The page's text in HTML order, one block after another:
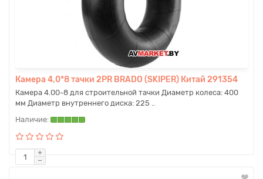
Камера 4,0*8 тачки 2PR BRADO (SKIPER) Китай 291354
Камера 4.00-8 для строительной тачки Диаметр колеса: 400
мм Диаметр внутреннего диска: 225 ..